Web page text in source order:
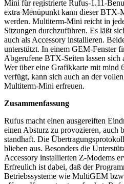
Mini für registrierte Rufus-1.11-
extra Menüpunkt kann dieser BTX-
werden. Multiterm-Mini reicht in
Sitzungen durchzuführen. Es läßt
auch als Accessory installieren.
unterstützt. In einem GEM-Fenster
Abgerufene BTX-Seiten lassen sich
Wer über eine Grafikkarte mit mind
verfügt, kann sich auch an der
Multiterm-Mini erfreuen.
Zusammenfassung
Rufus macht einen ausgereiften
einen Absturz zu provozieren, auch
standhaft. Die
blieben aus. Besonders die
Accessory installierten Z-Modems
Erfreulich ist dabei, daß der
Betriebssysteme wie MultiGEM